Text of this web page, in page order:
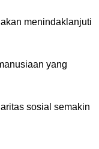
menindaklanjuti
yang
sosial semakin